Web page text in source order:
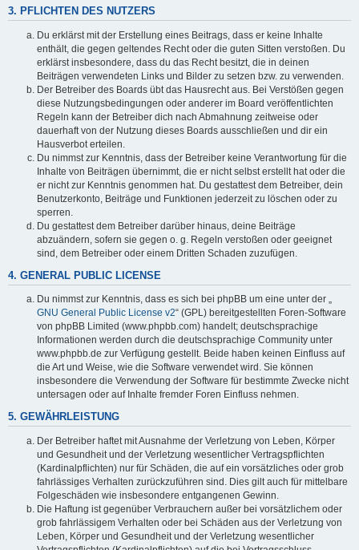
3. PFLICHTEN DES NUTZERS
Du erklärst mit der Erstellung eines Beitrags, dass er keine Inhalte
enthält, die gegen geltendes Recht oder die guten Sitten verstoßen. Du
erklärst insbesondere, dass du das Recht besitzt, die in deinen
Beiträgen verwendeten Links und Bilder zu setzen bzw. zu verwenden.
Der Betreiber des Boards übt das Hausrecht aus. Bei Verstößen gegen
diese Nutzungsbedingungen oder anderer im Board veröffentlichten
Regeln kann der Betreiber dich nach Abmahnung zeitweise oder
dauerhaft von der Nutzung dieses Boards ausschließen und dir ein
Hausverbot erteilen.
Du nimmst zur Kenntnis, dass der Betreiber keine Verantwortung für die
Inhalte von Beiträgen übernimmt, die er nicht selbst erstellt hat oder die
er nicht zur Kenntnis genommen hat. Du gestattest dem Betreiber, dein
Benutzerkonto, Beiträge und Funktionen jederzeit zu löschen oder zu
sperren.
Du gestattest dem Betreiber darüber hinaus, deine Beiträge
abzuändern, sofern sie gegen o. g. Regeln verstoßen oder geeignet
sind, dem Betreiber oder einem Dritten Schaden zuzufügen.
4. GENERAL PUBLIC LICENSE
Du nimmst zur Kenntnis, dass es sich bei phpBB um eine unter der „
GNU General Public License v2“ (GPL) bereitgestellten Foren-Software
von phpBB Limited (www.phpbb.com) handelt; deutschsprachige
Informationen werden durch die deutschsprachige Community unter
www.phpbb.de zur Verfügung gestellt. Beide haben keinen Einfluss auf
die Art und Weise, wie die Software verwendet wird. Sie können
insbesondere die Verwendung der Software für bestimmte Zwecke nicht
untersagen oder auf Inhalte fremder Foren Einfluss nehmen.
5. GEWÄHRLEISTUNG
Der Betreiber haftet mit Ausnahme der Verletzung von Leben, Körper
und Gesundheit und der Verletzung wesentlicher Vertragspflichten
(Kardinalpflichten) nur für Schäden, die auf ein vorsätzliches oder grob
fahrlässiges Verhalten zurückzuführen sind. Dies gilt auch für mittelbare
Folgeschäden wie insbesondere entgangenen Gewinn.
Die Haftung ist gegenüber Verbrauchern außer bei vorsätzlichem oder
grob fahrlässigem Verhalten oder bei Schäden aus der Verletzung von
Leben, Körper und Gesundheit und der Verletzung wesentlicher